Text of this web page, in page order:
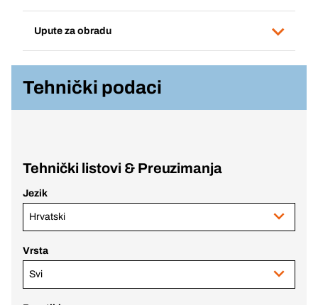
Upute za obradu
Tehnički podaci
Tehnički listovi & Preuzimanja
Jezik
Hrvatski
Vrsta
Svi